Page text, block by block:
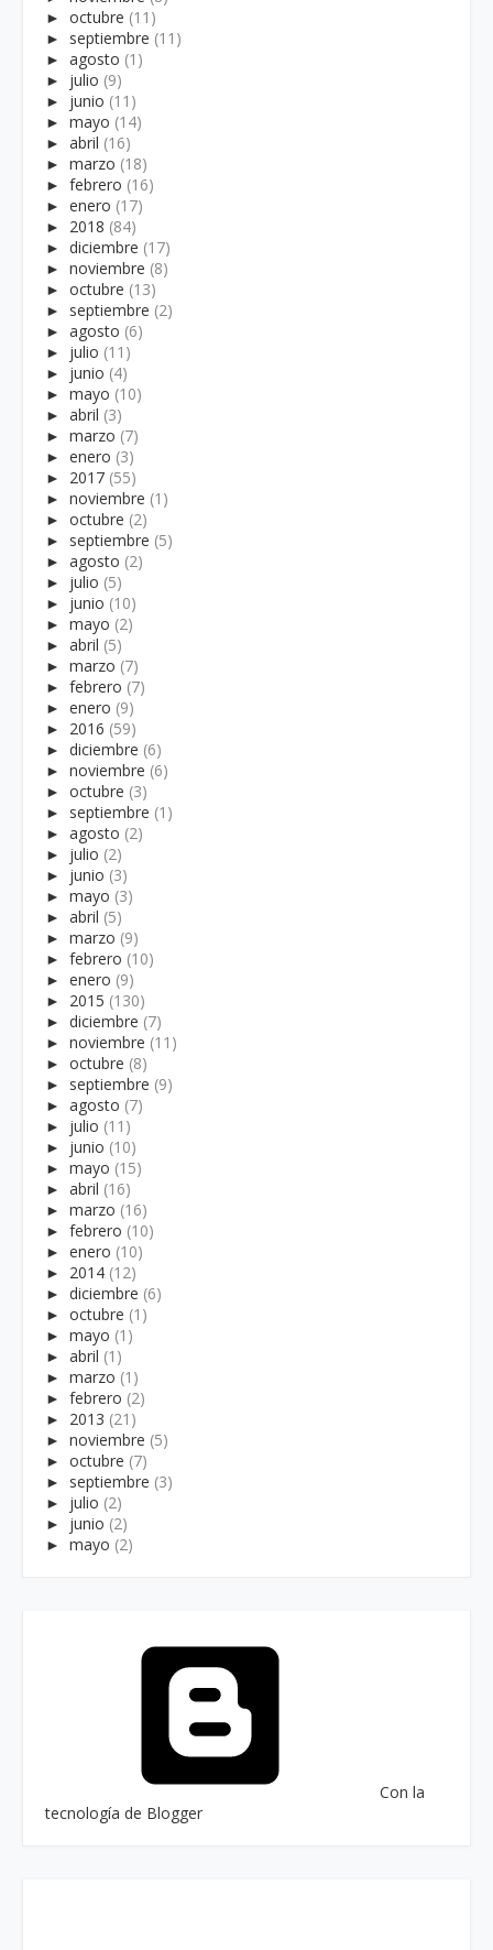
► octubre (11)
► septiembre (11)
► agosto (1)
► julio (9)
► junio (11)
► mayo (14)
► abril (16)
► marzo (18)
► febrero (16)
► enero (17)
► 2018 (84)
► diciembre (17)
► noviembre (8)
► octubre (13)
► septiembre (2)
► agosto (6)
► julio (11)
► junio (4)
► mayo (10)
► abril (3)
► marzo (7)
► enero (3)
► 2017 (55)
► noviembre (1)
► octubre (2)
► septiembre (5)
► agosto (2)
► julio (5)
► junio (10)
► mayo (2)
► abril (5)
► marzo (7)
► febrero (7)
► enero (9)
► 2016 (59)
► diciembre (6)
► noviembre (6)
► octubre (3)
► septiembre (1)
► agosto (2)
► julio (2)
► junio (3)
► mayo (3)
► abril (5)
► marzo (9)
► febrero (10)
► enero (9)
► 2015 (130)
► diciembre (7)
► noviembre (11)
► octubre (8)
► septiembre (9)
► agosto (7)
► julio (11)
► junio (10)
► mayo (15)
► abril (16)
► marzo (16)
► febrero (10)
► enero (10)
► 2014 (12)
► diciembre (6)
► octubre (1)
► mayo (1)
► abril (1)
► marzo (1)
► febrero (2)
► 2013 (21)
► noviembre (5)
► octubre (7)
► septiembre (3)
► julio (2)
► junio (2)
► mayo (2)
Con la
tecnología de Blogger